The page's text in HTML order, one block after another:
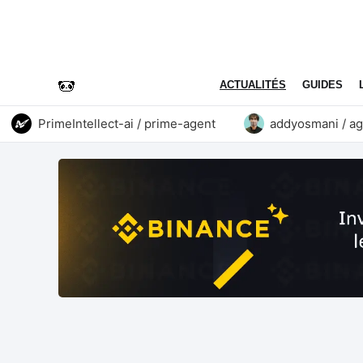
ACTUALITÉS GUIDES
PrimeIntellect-ai / prime-agent addyosmani /